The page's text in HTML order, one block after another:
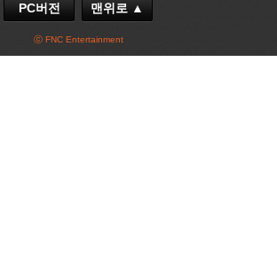
PC버전 맨위로 ▲
ⓒ FNC Entertainment